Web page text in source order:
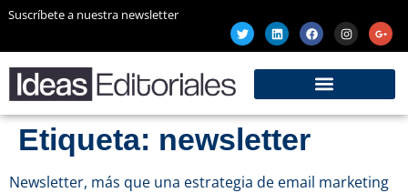
Suscríbete a nuestra newsletter
Etiqueta: newsletter
Newsletter, más que una estrategia de email marketing